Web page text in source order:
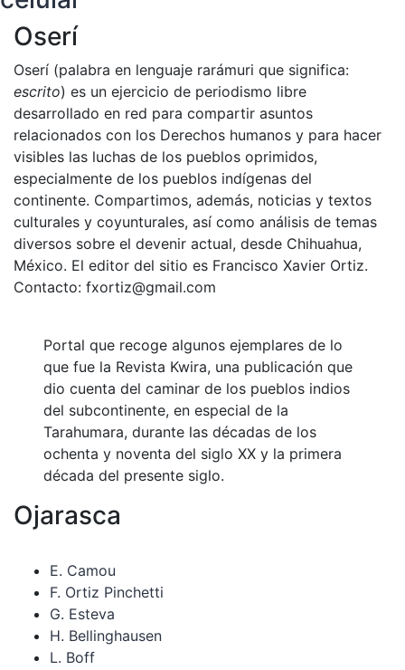
Oserí
Oserí (palabra en lenguaje rarámuri que significa:
escrito) es un ejercicio de periodismo libre
desarrollado en red para compartir asuntos
relacionados con los Derechos humanos y para hacer
visibles las luchas de los pueblos oprimidos,
especialmente de los pueblos indígenas del
continente. Compartimos, además, noticias y textos
culturales y coyunturales, así como análisis de temas
diversos sobre el devenir actual, desde Chihuahua,
México. El editor del sitio es Francisco Xavier Ortiz.
Contacto: fxortiz@gmail.com
Portal que recoge algunos ejemplares de lo
que fue la Revista Kwira, una publicación que
dio cuenta del caminar de los pueblos indios
del subcontinente, en especial de la
Tarahumara, durante las décadas de los
ochenta y noventa del siglo XX y la primera
década del presente siglo.
Ojarasca
E. Camou
F. Ortiz Pinchetti
G. Esteva
H. Bellinghausen
L. Boff